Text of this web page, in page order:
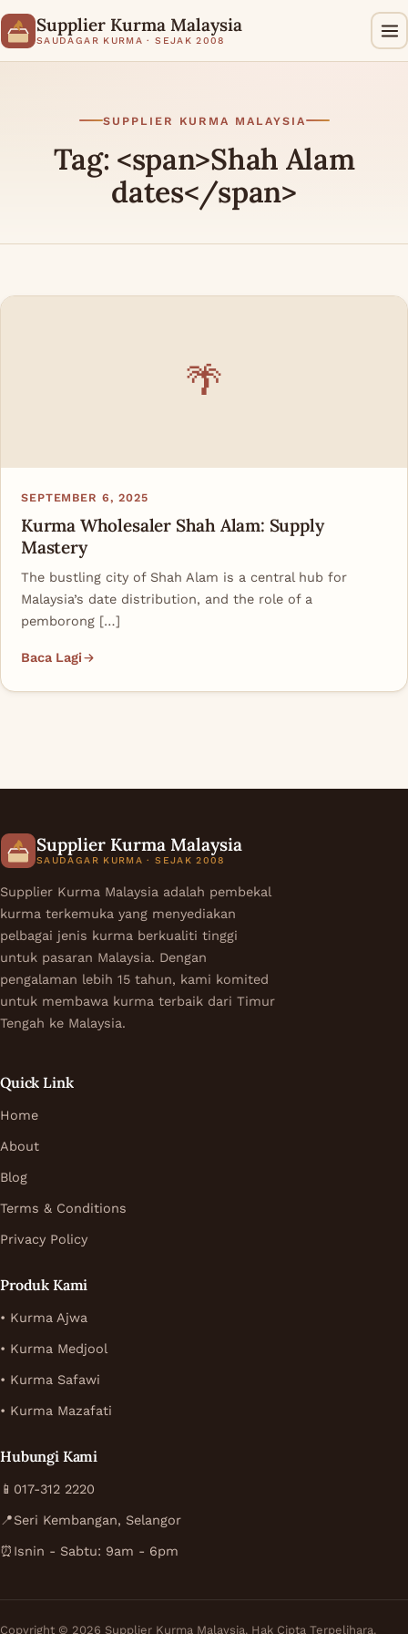
Supplier Kurma Malaysia
SAUDAGAR KURMA · SEJAK 2008
SUPPLIER KURMA MALAYSIA
Tag: <span>Shah Alam
dates</span>
🌴
SEPTEMBER 6, 2025
Kurma Wholesaler Shah Alam: Supply
Mastery
The bustling city of Shah Alam is a central hub for
Malaysia’s date distribution, and the role of a
pemborong […]
Baca Lagi
Supplier Kurma Malaysia
SAUDAGAR KURMA · SEJAK 2008
Supplier Kurma Malaysia adalah pembekal
kurma terkemuka yang menyediakan
pelbagai jenis kurma berkualiti tinggi
untuk pasaran Malaysia. Dengan
pengalaman lebih 15 tahun, kami komited
untuk membawa kurma terbaik dari Timur
Tengah ke Malaysia.
Quick Link
Home
About
Blog
Terms & Conditions
Privacy Policy
Produk Kami
• Kurma Ajwa
• Kurma Medjool
• Kurma Safawi
• Kurma Mazafati
Hubungi Kami
📱 017-312 2220
📍Seri Kembangan, Selangor
⏰ Isnin - Sabtu: 9am - 6pm
Copyright © 2026 Supplier Kurma Malaysia. Hak Cipta Terpelihara.